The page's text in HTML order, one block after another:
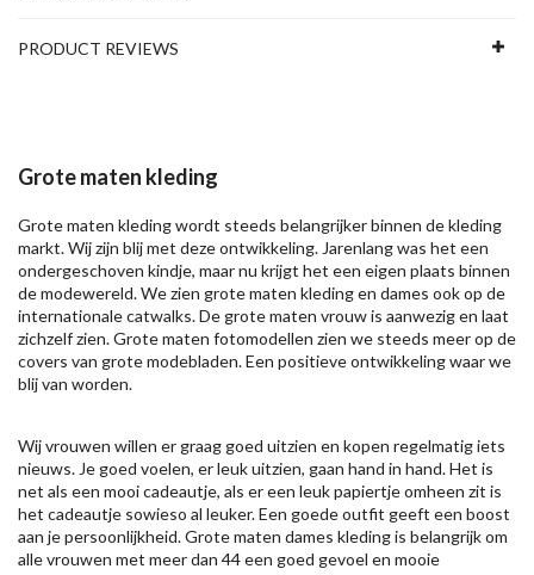
PRODUCT REVIEWS
Grote maten kleding
Grote maten kleding wordt steeds belangrijker binnen de kleding
markt. Wij zijn blij met deze ontwikkeling. Jarenlang was het een
ondergeschoven kindje, maar nu krijgt het een eigen plaats binnen
de modewereld. We zien grote maten kleding en dames ook op de
internationale catwalks. De grote maten vrouw is aanwezig en laat
zichzelf zien. Grote maten fotomodellen zien we steeds meer op de
covers van grote modebladen. Een positieve ontwikkeling waar we
blij van worden.
Wij vrouwen willen er graag goed uitzien en kopen regelmatig iets
nieuws. Je goed voelen, er leuk uitzien, gaan hand in hand. Het is
net als een mooi cadeautje, als er een leuk papiertje omheen zit is
het cadeautje sowieso al leuker. Een goede outfit geeft een boost
aan je persoonlijkheid. Grote maten dames kleding is belangrijk om
alle vrouwen met meer dan 44 een goed gevoel en mooie